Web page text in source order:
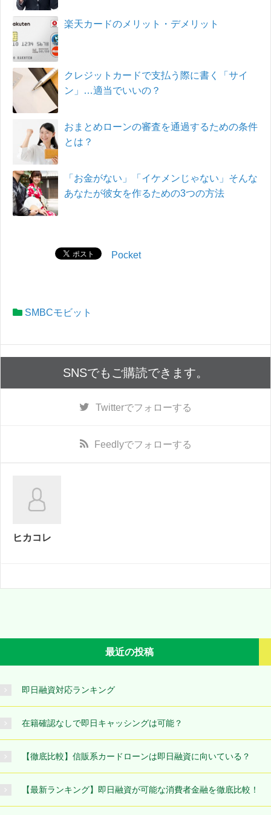
楽天カードのメリット・デメリット
クレジットカードで支払う際に書く「サイ
ン」…適当でいいの？
おまとめローンの審査を通過するための条件
とは？
「お金がない」「イケメンじゃない」そんな
あなたが彼女を作るための3つの方法
Pocket
SMBCモビット
SNSでもご購読できます。
Twitterでフォローする
Feedlyでフォローする
ヒカコレ
最近の投稿
即日融資対応ランキング
在籍確認なしで即日キャッシングは可能？
【徹底比較】信販系カードローンは即日融資に向いている？
【最新ランキング】即日融資が可能な消費者金融を徹底比較！